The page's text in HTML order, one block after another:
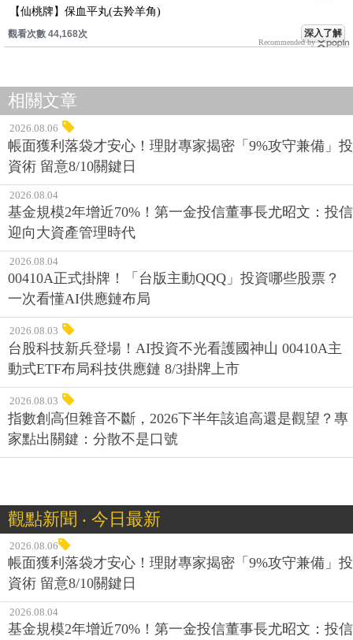
【仙桃牌】保血平丸(去羚羊角)
觀看次數 44,168次 深入了解
Recommended by
相關文章
2026.08.06
帳面獲利落袋才安心！理財專家揭密「9%攻守兼備」投
資術 留意8/10關鍵日
2026.08.04
基金規模2年增近70%！第一金投信董事長尤昭文：投信
迎向大資產管理時代
2026.08.04
00410A正式掛牌！「台版主動QQQ」投資哪些股票？
一次看懂AI供應鏈布局
2026.08.03
台股科技新兵登場！AI投資不光看護國神山 00410A主
動式ETF布局科技供應鏈 8/3掛牌上市
2026.08.03
指數創高但雜音不斷，2026下半年該追高還是觀望？專
家點出關鍵：分散不是口號
觀點新聞 ‧ 今日最新
2026.08.06
帳面獲利落袋才安心！理財專家揭密「9%攻守兼備」投
資術 留意8/10關鍵日
2026.08.04
基金規模2年增近70%！第一金投信董事長尤昭文：投信